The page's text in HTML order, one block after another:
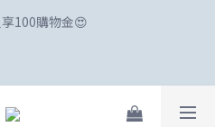
最高77折、柏瑞美最高82折
最高77折、柏瑞美最高82折